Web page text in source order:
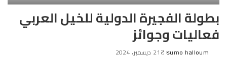
بطولة الفجيرة الدولية للخيل العربي
فعاليات وجوائز
Posted
sumo halloum 21 ديسمبر، 2024